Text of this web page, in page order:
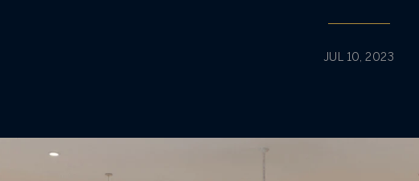
JUL 10, 2023